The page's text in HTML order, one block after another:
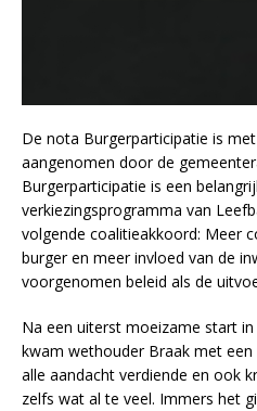
De nota Burgerparticipatie is
aangenomen door de
Burgerparticipatie is een
verkiezingsprogramma van
volgende coalitieakkoord: Meer
burger en meer invloed van de
voorgenomen beleid als de
Na een uiterst moeizame start
kwam wethouder Braak met
alle aandacht verdiende en ook
zelfs wat al te veel. Immers het